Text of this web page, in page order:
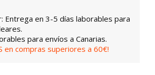
Entrega en 3-5 días laborables para
para envíos a Canarias.
en compras superiores a 60€!